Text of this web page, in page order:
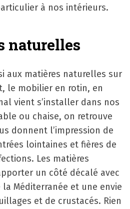
à nos intérieurs.
naturelles
aux matières naturelles sur
le mobilier en rotin, en
vient s’installer dans nos
ou chaise, on retrouve
donnent l’impression de
lointaines et fières de
Les matières
un côté décalé avec
Méditerranée et une envie
et de crustacés. Rien